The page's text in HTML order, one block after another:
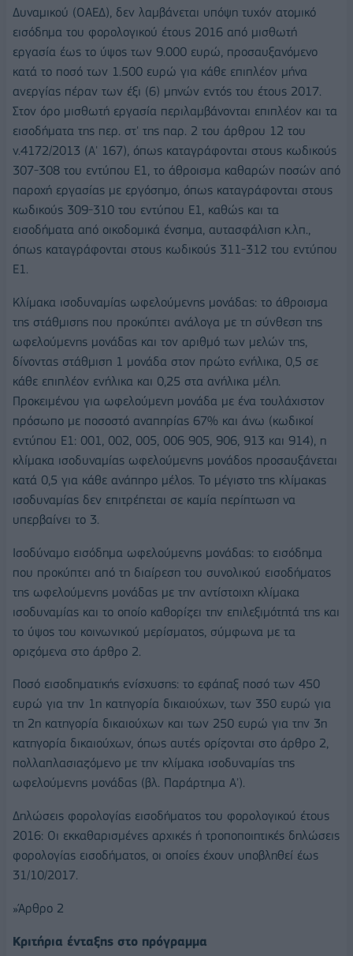
Δυναμικού (ΟΑΕΔ), δεν λαμβάνεται υπόψη τυχόν ατομικό
εισόδημα του φορολογικού έτους 2016 από μισθωτή
εργασία έως το ύψος των 9.000 ευρώ, προσαυξανόμενο
κατά το ποσό των 1.500 ευρώ για κάθε επιπλέον μήνα
ανεργίας πέραν των έξι (6) μηνών εντός του έτους 2017.
Στον όρο μισθωτή εργασία περιλαμβάνονται επιπλέον και τα
εισοδήματα της περ. στ' της παρ. 2 του άρθρου 12 του
ν.4172/2013 (Α' 167), όπως καταγράφονται στους κωδικούς
307-308 του εντύπου Ε1, το άθροισμα καθαρών ποσών από
παροχή εργασίας με εργόσημο, όπως καταγράφονται στους
κωδικούς 309-310 του εντύπου Ε1, καθώς και τα
εισοδήματα από οικοδομικά ένσημα, αυτασφάλιση κ.λπ.,
όπως καταγράφονται στους κωδικούς 311-312 του εντύπου
Ε1.
Κλίμακα ισοδυναμίας ωφελούμενης μονάδας: το άθροισμα
της στάθμισης που προκύπτει ανάλογα με τη σύνθεση της
ωφελούμενης μονάδας και τον αριθμό των μελών της,
δίνοντας στάθμιση 1 μονάδα στον πρώτο ενήλικα, 0,5 σε
κάθε επιπλέον ενήλικα και 0,25 στα ανήλικα μέλη.
Προκειμένου για ωφελούμενη μονάδα με ένα τουλάχιστον
πρόσωπο με ποσοστό αναπηρίας 67% και άνω (κωδικοί
εντύπου Ε1: 001, 002, 005, 006 905, 906, 913 και 914), η
κλίμακα ισοδυναμίας ωφελούμενης μονάδος προσαυξάνεται
κατά 0,5 για κάθε ανάπηρο μέλος. Το μέγιστο της κλίμακας
ισοδυναμίας δεν επιτρέπεται σε καμία περίπτωση να
υπερβαίνει το 3.
Ισοδύναμο εισόδημα ωφελούμενης μονάδας: το εισόδημα
που προκύπτει από τη διαίρεση του συνολικού εισοδήματος
της ωφελούμενης μονάδας με την αντίστοιχη κλίμακα
ισοδυναμίας και το οποίο καθορίζει την επιλεξιμότητά της και
το ύψος του κοινωνικού μερίσματος, σύμφωνα με τα
οριζόμενα στο άρθρο 2.
Ποσό εισοδηματικής ενίσχυσης: το εφάπαξ ποσό των 450
ευρώ για την 1η κατηγορία δικαιούχων, των 350 ευρώ για
τη 2η κατηγορία δικαιούχων και των 250 ευρώ για την 3η
κατηγορία δικαιούχων, όπως αυτές ορίζονται στο άρθρο 2,
πολλαπλασιαζόμενο με την κλίμακα ισοδυναμίας της
ωφελούμενης μονάδας (βλ. Παράρτημα Α').
Δηλώσεις φορολογίας εισοδήματος του φορολογικού έτους
2016: Οι εκκαθαρισμένες αρχικές ή τροποποιητικές δηλώσεις
φορολογίας εισοδήματος, οι οποίες έχουν υποβληθεί έως
31/10/2017.
»Άρθρο 2
Κριτήρια ένταξης στο πρόγραμμα